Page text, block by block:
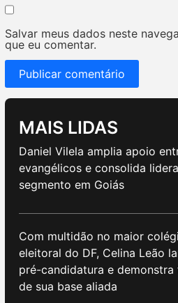
Salvar meus dados neste
que eu comentar.
MAIS LIDAS
Daniel Vilela amplia apoio
evangélicos e consolida
segmento em Goiás
Com multidão no maior
eleitoral do DF, Celina Leão
pré-candidatura e demonstra
de sua base aliada